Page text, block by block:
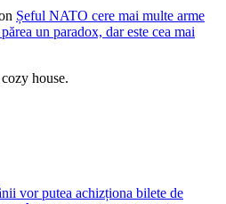
Șeful NATO cere mai multe arme
un paradox, dar este cea mai
house.